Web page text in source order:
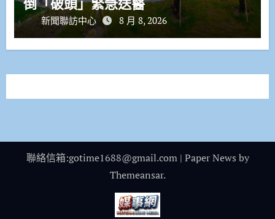
新聞聯訪中心 8 月 8, 2026
聯絡信箱:gotime1688@gmail.com | Paper News by
Themeansar.